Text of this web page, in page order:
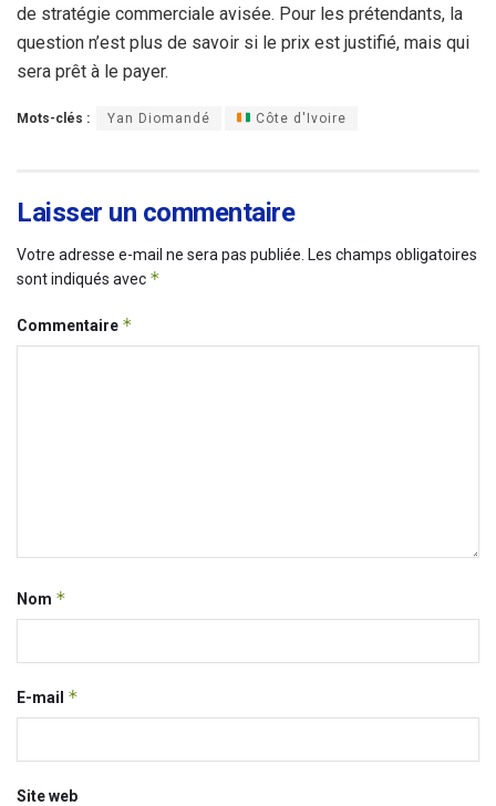
de stratégie commerciale avisée. Pour les prétendants, la
question n’est plus de savoir si le prix est justifié, mais qui
sera prêt à le payer.
Mots-clés : Yan Diomandé Côte d'Ivoire
Laisser un commentaire
Votre adresse e-mail ne sera pas publiée. Les champs obligatoires
sont indiqués avec *
Commentaire *
Nom *
E-mail *
Site web